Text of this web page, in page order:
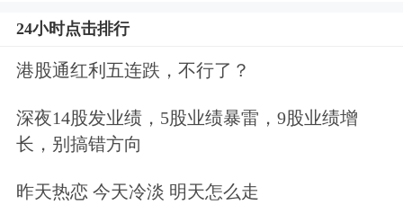
合锻智能：不涉及AI算力业务 未取得
核聚变相关业务收入
合锻智能(603011)5月28日发布股票交易
异动公告称，公司主营业务为高端成形
24小时点击排行
港股通红利五连跌，不行了？
深夜14股发业绩，5股业绩暴雷，9股业绩增
长，别搞错方向
昨天热恋 今天冷淡 明天怎么走